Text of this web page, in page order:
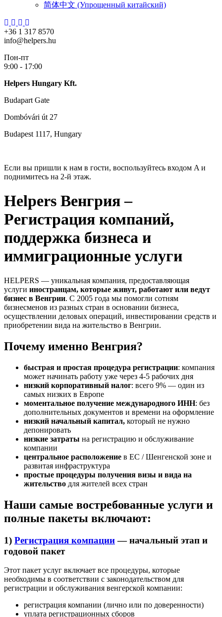
简体中文 (Упрощенный китайский)
+36 1 317 8570
info@helpers.hu
Пон-пт
9:00 - 17:00
Helpers Hungary Kft.
Budapart Gate
Dombóvári út 27
Budapest 1117, Hungary
Если вы пришли к нам в гости, воспользуйтесь входом A и
поднимитесь на 2-й этаж.
Helpers Bенгрия –
Pегистрация компаний,
поддержка бизнеса и
иммиграционные услуги
HELPERS — уникальная компания, предоставляющая
услуги иностранцам, которые живут, работают или ведут
бизнес в Венгрии. С 2005 года мы помогли сотням
бизнесменов из разных стран в основании бизнеса,
осуществлении деловых операций, инвестировании средств и
приобретении вида на жительство в Венгрии.
Почему именно Венгрия?
быстрая и простая процедура регистрации: компания
может начинать работу уже через 4-5 рабочих дня
низкий корпоративный налог: всего 9% — один из
самых низких в Европе
моментальное получение международного ИНН: без
дополнительных документов и времени на оформление
низкий начальный капитал, который не нужно
депонировать
низкие затраты на регистрацию и обслуживание
компании
центральное расположение в ЕС / Шенгенской зоне и
развитая инфраструктура
простые процедуры получения визы и вида на
жительство для жителей всех стран
Наши самые востребованные услуги и
полные пакеты включают:
1) Регистрация компации— начальный этап и
годовой пакет
Этот пакет услуг включает все процедуры, которые
необходимы в соответствии с законодательством для
регистрации и обслуживания венгерской компании:
регистрация компании (лично или по доверенности)
уплата регистрационных сборов